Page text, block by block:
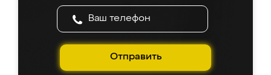
Отправить